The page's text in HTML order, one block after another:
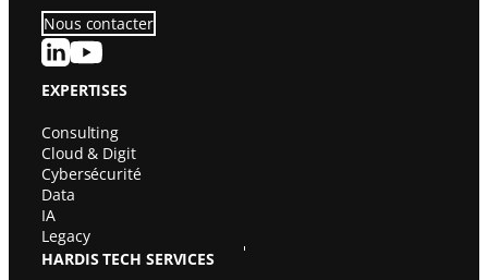
Nous contacter
S
u
i
e
z
H
a
r
d
i
EXPERTISES
Consulting
Cloud & Digit
Cybersécurité
Data
IA
Legacy
HARDIS TECH SERVICES